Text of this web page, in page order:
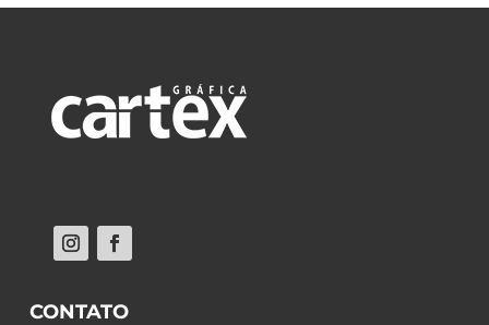
CONTATO